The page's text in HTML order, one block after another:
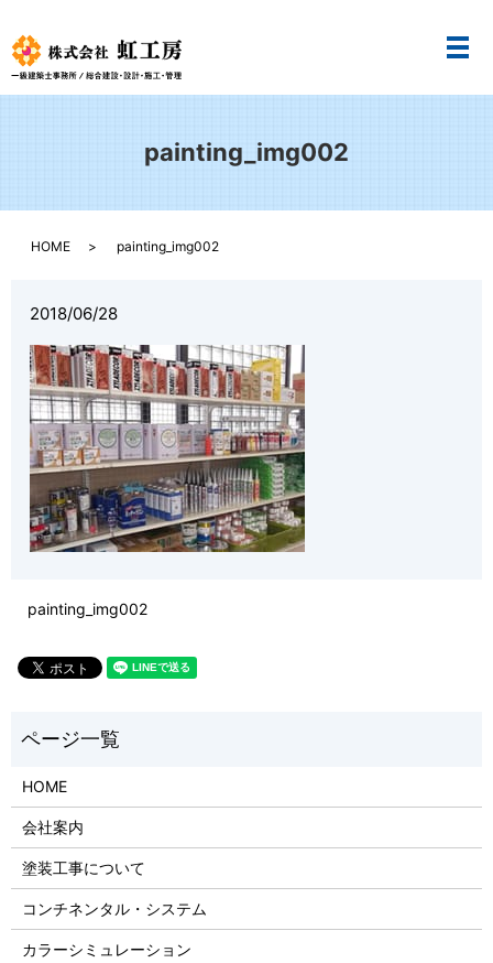
メ
painting_img002
HOME painting_img002
2018/06/28
painting_img002
HOME
会社案内
塗装工事について
コンチネンタル・システム
カラーシミュレーション